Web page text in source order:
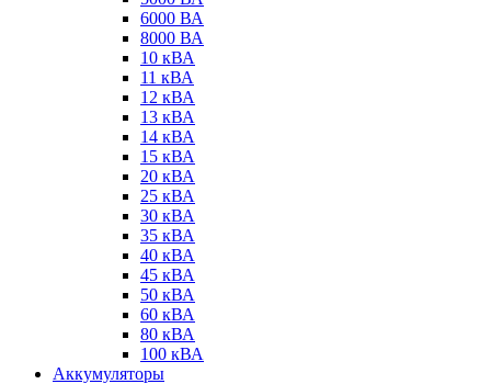
6000 ВА
8000 ВА
10 кВА
11 кВА
12 кВА
13 кВА
14 кВА
15 кВА
20 кВА
25 кВА
30 кВА
35 кВА
40 кВА
45 кВА
50 кВА
60 кВА
80 кВА
100 кВА
Аккумуляторы